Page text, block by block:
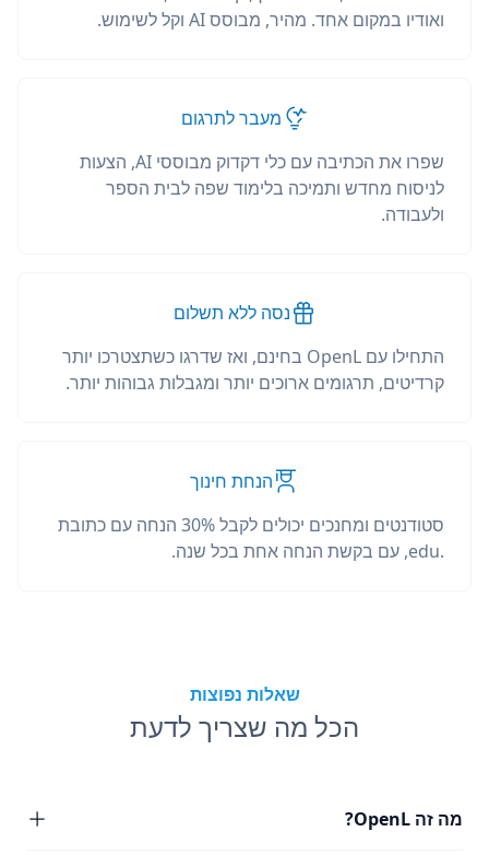
ואודיו במקום אחד. מהיר, מבוסס AI וקל לשימוש.
מעבר לתרגום
שפרו את הכתיבה עם כלי דקדוק מבוססי AI, הצעות
לניסוח מחדש ותמיכה בלימוד שפה לבית הספר
ולעבודה.
נסה ללא תשלום
התחילו עם OpenL בחינם, ואז שדרגו כשתצטרכו יותר
קרדיטים, תרגומים ארוכים יותר ומגבלות גבוהות יותר.
הנחת חינוך
סטודנטים ומחנכים יכולים לקבל 30% הנחה עם כתובת
.edu, עם בקשת הנחה אחת בכל שנה.
שאלות נפוצות
הכל מה שצריך לדעת
מה זה OpenL?